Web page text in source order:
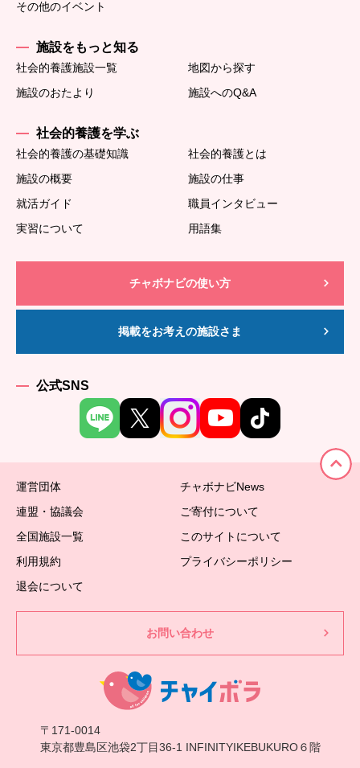
その他のイベント
施設をもっと知る
社会的養護施設一覧
地図から探す
施設のおたより
施設へのQ&A
社会的養護を学ぶ
社会的養護の基礎知識
社会的養護とは
施設の概要
施設の仕事
就活ガイド
職員インタビュー
実習について
用語集
チャボナビの使い方
掲載をお考えの施設さま
公式SNS
運営団体
チャボナビNews
連盟・協議会
ご寄付について
全国施設一覧
このサイトについて
利用規約
プライバシーポリシー
退会について
お問い合わせ
〒171-0014
東京都豊島区池袋2丁目36-1 INFINITYIKEBUKURO６階